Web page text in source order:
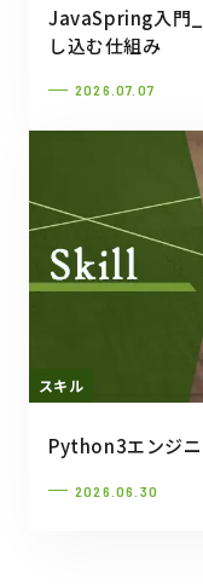
JavaSpring入門
し込む仕組み
2026.07.07
スキル
Python3エンジ
2026.06.30